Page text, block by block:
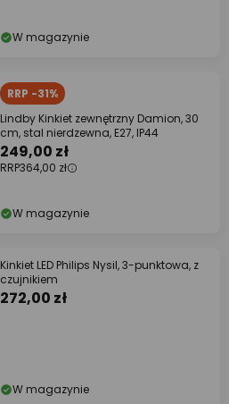
W magazynie
RRP -31%
Lindby Kinkiet zewnętrzny Damion, 30
cm, stal nierdzewna, E27, IP44
249,00 zł
RRP364,00 zł
W magazynie
Kinkiet LED Philips Nysil, 3-punktowa, z
czujnikiem
272,00 zł
W magazynie